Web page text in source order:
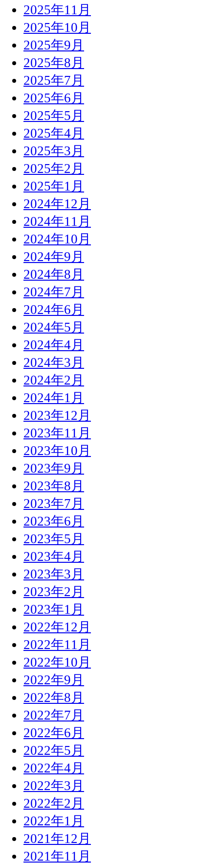
2025年11月
2025年10月
2025年9月
2025年8月
2025年7月
2025年6月
2025年5月
2025年4月
2025年3月
2025年2月
2025年1月
2024年12月
2024年11月
2024年10月
2024年9月
2024年8月
2024年7月
2024年6月
2024年5月
2024年4月
2024年3月
2024年2月
2024年1月
2023年12月
2023年11月
2023年10月
2023年9月
2023年8月
2023年7月
2023年6月
2023年5月
2023年4月
2023年3月
2023年2月
2023年1月
2022年12月
2022年11月
2022年10月
2022年9月
2022年8月
2022年7月
2022年6月
2022年5月
2022年4月
2022年3月
2022年2月
2022年1月
2021年12月
2021年11月